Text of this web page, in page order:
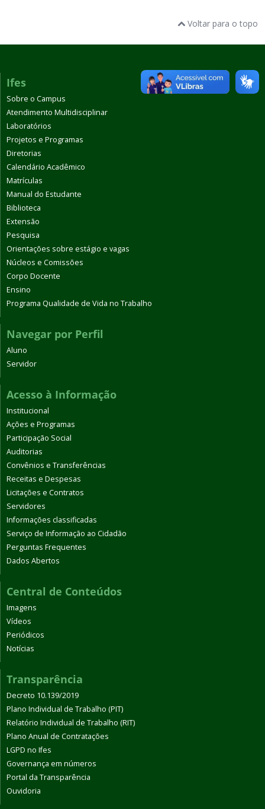
Voltar para o topo
Ifes
Sobre o Campus
Atendimento Multidisciplinar
Laboratórios
Projetos e Programas
Diretorias
Calendário Acadêmico
Matrículas
Manual do Estudante
Biblioteca
Extensão
Pesquisa
Orientações sobre estágio e vagas
Núcleos e Comissões
Corpo Docente
Ensino
Programa Qualidade de Vida no Trabalho
Navegar por Perfil
Aluno
Servidor
Acesso à Informação
Institucional
Ações e Programas
Participação Social
Auditorias
Convênios e Transferências
Receitas e Despesas
Licitações e Contratos
Servidores
Informações classificadas
Serviço de Informação ao Cidadão
Perguntas Frequentes
Dados Abertos
Central de Conteúdos
Imagens
Vídeos
Periódicos
Notícias
Transparência
Decreto 10.139/2019
Plano Individual de Trabalho (PIT)
Relatório Individual de Trabalho (RIT)
Plano Anual de Contratações
LGPD no Ifes
Governança em números
Portal da Transparência
Ouvidoria